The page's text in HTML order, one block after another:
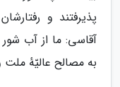
پذیرفتند و
آقاسی: ما از آب
به مصالح عالیّهٔ